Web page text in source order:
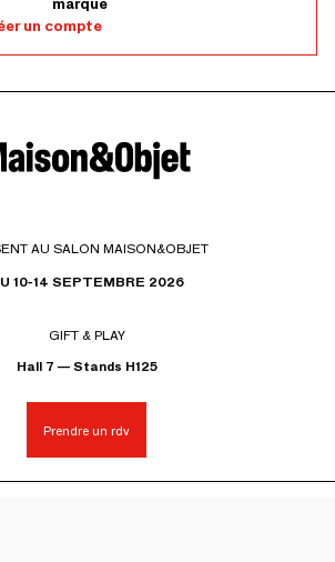
un compte
AU SALON MAISON&OBJET
10-14 SEPTEMBRE 2026
GIFT & PLAY
Hall 7 — Stands H125
Prendre un rdv